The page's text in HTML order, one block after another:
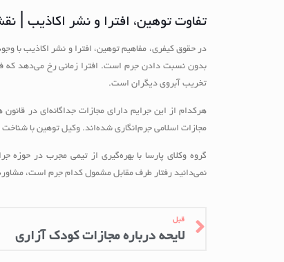
تفاوت توهین، افترا و نشر اکاذیب |
در حقوق کیفری، مفاهیم توهین، افترا و نشر اکاذیب با
بدون نسبت دادن جرم است. افترا زمانی رخ می‌دهد که
تخریب آبروی دیگران است.
مجازات اسلامی جرم‌انگاری شده‌اند. وکیل توهین با
گروه وکلای پارسا با بهره‌گیری از تیمی مجرب در حوزه
نمی‌دانید رفتار طرف مقابل مشمول کدام جرم است،
قبل
لایحه درباره مجازات کودک آزاری